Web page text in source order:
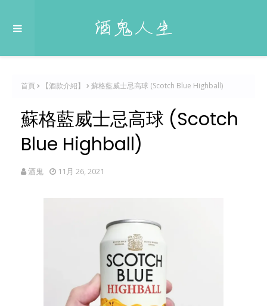
首頁 【酒款介紹】 蘇格藍威士忌高球 (Scotch Blue Highball)
蘇格藍威士忌高球 (Scotch
Blue Highball)
酒鬼 11月 26, 2021